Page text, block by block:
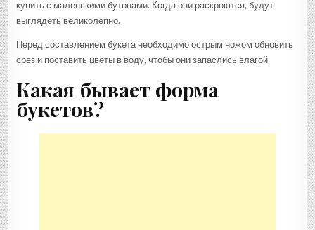
купить с маленькими бутонами. Когда они раскроются, будут
выглядеть великолепно.
Перед составлением букета необходимо острым ножом обновить
срез и поставить цветы в воду, чтобы они запаслись влагой.
Какая бывает форма
букетов?